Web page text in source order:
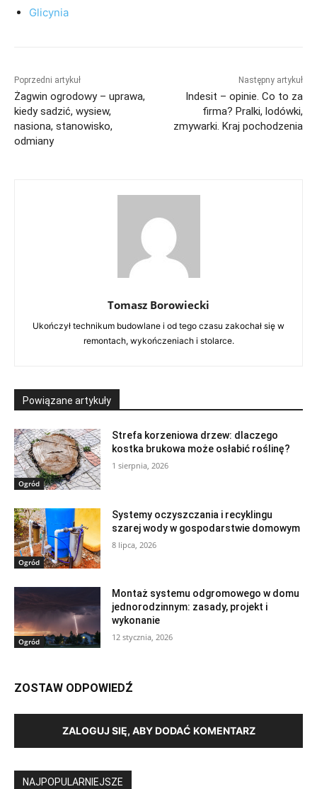
Glicynia
Poprzedni artykuł
Żagwin ogrodowy – uprawa,
kiedy sadzić, wysiew,
nasiona, stanowisko,
odmiany
Następny artykuł
Indesit – opinie. Co to za
firma? Pralki, lodówki,
zmywarki. Kraj pochodzenia
Tomasz Borowiecki
Ukończył technikum budowlane i od tego czasu zakochał się w
remontach, wykończeniach i stolarce.
Powiązane artykuły
Ogród
Strefa korzeniowa drzew: dlaczego
kostka brukowa może osłabić roślinę?
1 sierpnia, 2026
Ogród
Systemy oczyszczania i recyklingu
szarej wody w gospodarstwie domowym
8 lipca, 2026
Ogród
Montaż systemu odgromowego w domu
jednorodzinnym: zasady, projekt i
wykonanie
12 stycznia, 2026
ZOSTAW ODPOWIEDŹ
ZALOGUJ SIĘ, ABY DODAĆ KOMENTARZ
NAJPOPULARNIEJSZE